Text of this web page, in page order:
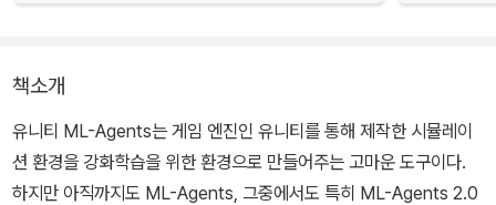
책소개
유니티 ML-Agents는 게임 엔진인 유니티를 통해 제작한 시뮬레이
션 환경을 강화학습을 위한 환경으로 만들어주는 고마운 도구이다.
하지만 아직까지도 ML-Agents, 그중에서도 특히 ML-Agents 2.0